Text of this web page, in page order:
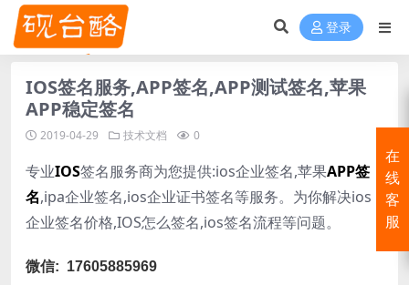
登录
IOS签名服务,APP签名,APP测试签名,苹果
APP稳定签名
2019-04-29 技术文档 0
专业IOS签名服务商为您提供:ios企业签名,苹果APP签
名,ipa企业签名,ios企业证书签名等服务。为你解决ios
企业签名价格,IOS怎么签名,ios签名流程等问题。
微信: 17605885969
在
线
客
服